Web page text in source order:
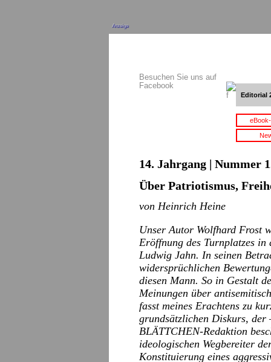
Anzeige
Besuchen Sie uns auf
Facebook
Editorial
14. Jahrgang | Nummer
Über Patriotismus,
von Heinrich Heine
Unser Autor Wolfhard Frost
Eröffnung des Turnplatzes
Ludwig Jahn. In seinen
widersprüchlichen
diesen Mann. So in Gestalt
Meinungen über
fasst meines Erachtens zu
grundsätzlichen Diskurs,
BLÄTTCHEN-Redaktion
ideologischen Wegbereiter
Konstituierung eines